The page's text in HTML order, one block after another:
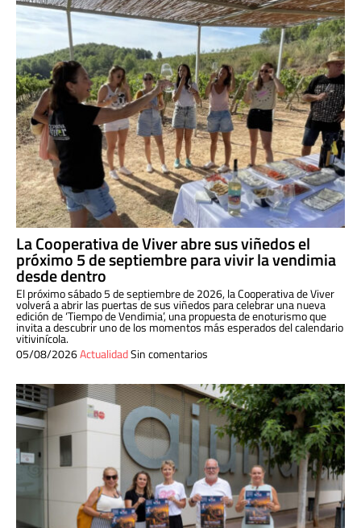
La Cooperativa de Viver abre sus viñedos el
próximo 5 de septiembre para vivir la vendimia
desde dentro
El próximo sábado 5 de septiembre de 2026, la Cooperativa de Viver
volverá a abrir las puertas de sus viñedos para celebrar una nueva
edición de ‘Tiempo de Vendimia’, una propuesta de enoturismo que
invita a descubrir uno de los momentos más esperados del calendario
vitivinícola.
05/08/2026ActualidadSin comentarios